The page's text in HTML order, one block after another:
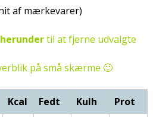
af mærkevarer)
til at fjerne udvalgte
på små skærme 🙂
Kcal Fedt Kulh
Prot